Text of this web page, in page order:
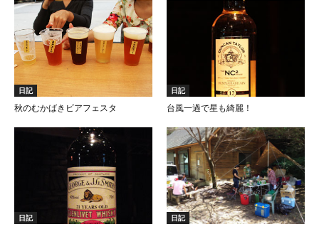
日記
秋のむかばきビアフェスタ
日記
台風一過で星も綺麗！
日記
日記